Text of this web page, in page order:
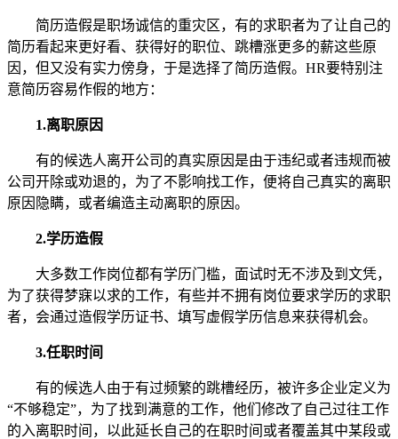
简历造假是职场诚信的重灾区，有的求职者为了让自己的
简历看起来更好看、获得好的职位、跳槽涨更多的薪这些原
因，但又没有实力傍身，于是选择了简历造假。HR要特别注
意简历容易作假的地方：
1.离职原因
有的候选人离开公司的真实原因是由于违纪或者违规而被
公司开除或劝退的，为了不影响找工作，便将自己真实的离职
原因隐瞒，或者编造主动离职的原因。
2.学历造假
大多数工作岗位都有学历门槛，面试时无不涉及到文凭，
为了获得梦寐以求的工作，有些并不拥有岗位要求学历的求职
者，会通过造假学历证书、填写虚假学历信息来获得机会。
3.任职时间
有的候选人由于有过频繁的跳槽经历，被许多企业定义为
“不够稳定”，为了找到满意的工作，他们修改了自己过往工作
的入离职时间，以此延长自己的在职时间或者覆盖其中某段或